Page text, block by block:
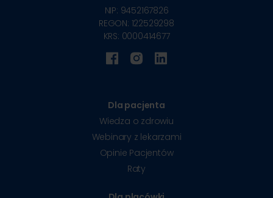
NIP: 9452167826
REGON: 122529298
KRS: 0000414677
Dla pacjenta
Wiedza o zdrowiu
Webinary z lekarzami
Opinie Pacjentów
Raty